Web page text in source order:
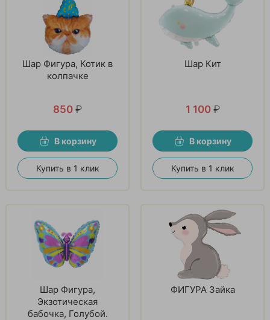
Шар Фигура, Котик в
колпачке
850 ₽
В корзину
Купить в 1 клик
Шар Кит
1 100 ₽
В корзину
Купить в 1 клик
Шар Фигура,
Экзотическая
бабочка, Голубой.
ФИГУРА Зайка